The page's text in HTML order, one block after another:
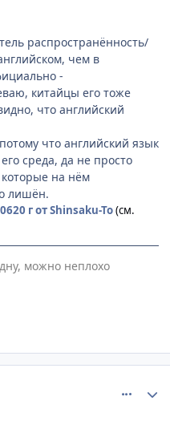
распространённость/
чем в
-
китайцы его тоже
что английский
что английский язык
среда, да не просто
на нём
лишён.
20 гот Shinsaku-To(см.
можно неплохо